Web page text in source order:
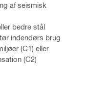
af seismisk
bedre stål
indendørs brug
(C1) eller
(C2)